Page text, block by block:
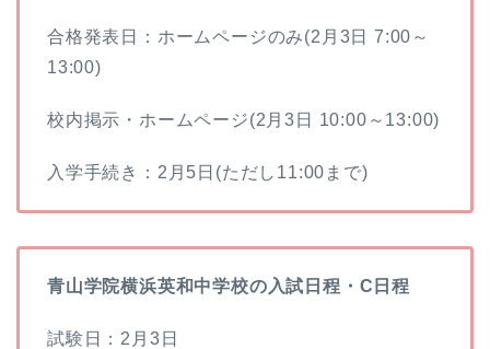
合格発表日：ホームページのみ(2月3日 7:00～
13:00)
校内掲示・ホームページ(2月3日 10:00～13:00)
入学手続き：2月5日(ただし11:00まで)
青山学院横浜英和中学校の入試日程・C日程
試験日：2月3日